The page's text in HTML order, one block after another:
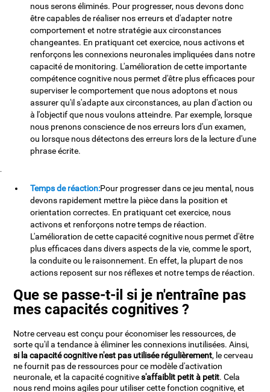
nous serons éliminés. Pour progresser, nous devons donc
être capables de réaliser nos erreurs et d'adapter notre
comportement et notre stratégie aux circonstances
changeantes. En pratiquant cet exercice, nous activons et
renforçons les connexions neuronales impliquées dans notre
capacité de monitoring. L'amélioration de cette importante
compétence cognitive nous permet d'être plus efficaces pour
superviser le comportement que nous adoptons et nous
assurer qu'il s'adapte aux circonstances, au plan d'action ou
à l'objectif que nous voulons atteindre. Par exemple, lorsque
nous prenons conscience de nos erreurs lors d'un examen,
ou lorsque nous détectons des erreurs lors de la lecture d'une
phrase écrite.
.
Temps de réaction:Pour progresser dans ce jeu mental, nous
devons rapidement mettre la pièce dans la position et
orientation correctes. En pratiquant cet exercice, nous
activons et renforçons notre temps de réaction.
L'amélioration de cette capacité cognitive nous permet d'être
plus efficaces dans divers aspects de la vie, comme le sport,
la conduite ou le raisonnement. En effet, la plupart de nos
actions reposent sur nos réflexes et notre temps de réaction.
Que se passe-t-il si je n'entraîne pas
mes capacités cognitives ?
Notre cerveau est conçu pour économiser les ressources, de
sorte qu'il a tendance à éliminer les connexions inutilisées. Ainsi,
si la capacité cognitive n'est pas utilisée régulièrement, le cerveau
ne fournit pas de ressources pour ce modèle d'activation
neuronale, et la capacité cognitives'affaiblit petit à petit. Cela
nous rend moins agiles pour utiliser cette fonction cognitive, et